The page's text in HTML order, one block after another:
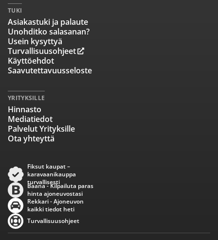
TUKI
Asiakastuki ja palaute
Unohditko salasanan?
Usein kysyttyä
Turvallisuusohjeet
Käyttöehdot
Saavutettavuusseloste
YRITYKSILLE
Hinnasto
Mediatiedot
Palvelut Yrityksille
Ota yhteyttä
Fiksut kaupat –
karavaanikauppa
turvallisesti
Baana - Kilpailuta paras
hinta ajoneuvostasi
Rekkari - Ajoneuvon
kaikki tiedot heti
Turvallisuusohjeet